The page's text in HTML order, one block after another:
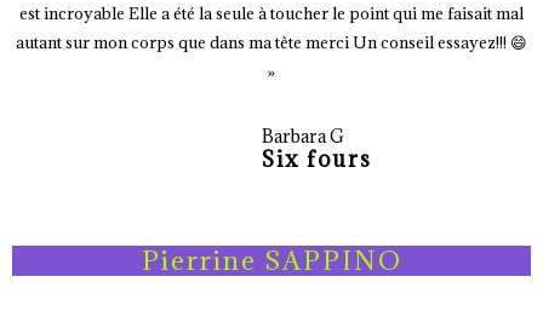
est incroyable Elle a été la seule à toucher le point qui me faisait mal
autant sur mon corps que dans ma tête merci Un conseil essayez!!! 😄
»
Barbara G
Six fours
Pierrine SAPPINO